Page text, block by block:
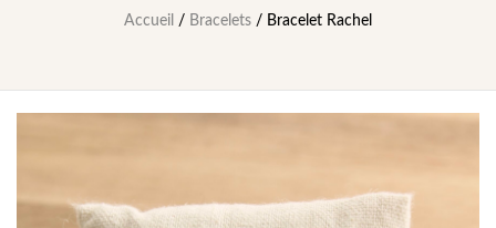
Accueil / Bracelets / Bracelet Rachel